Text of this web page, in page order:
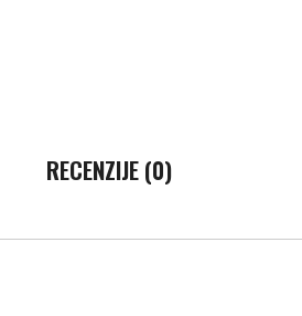
RECENZIJE (0)